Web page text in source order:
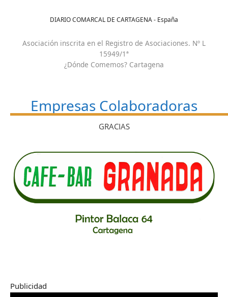
DIARIO COMARCAL DE CARTAGENA - España
Asociación inscrita en el Registro de Asociaciones. Nº L
15949/1ª
¿Dónde Comemos? Cartagena
Empresas Colaboradoras
GRACIAS
Publicidad